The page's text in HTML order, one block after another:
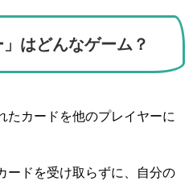
」はどんなゲーム？
たカードを他のプレイヤーに
ードを受け取らずに、自分の